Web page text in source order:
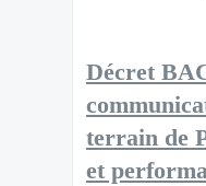
Décret
terrain de
et